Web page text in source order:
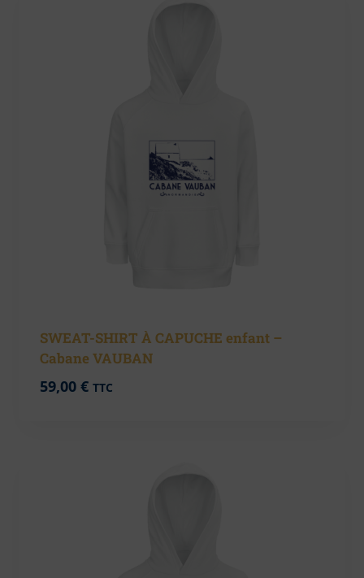
SWEAT-SHIRT À CAPUCHE enfant –
Cabane VAUBAN
59,00 € TTC